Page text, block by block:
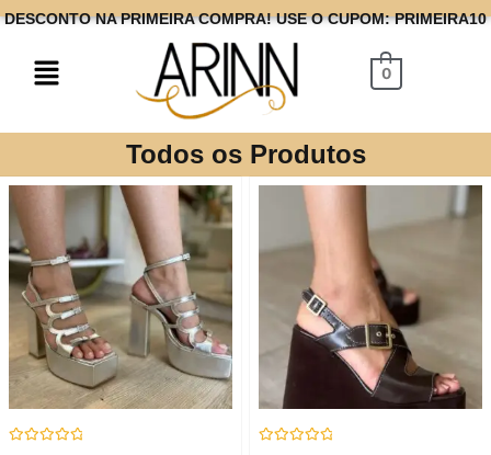
DESCONTO NA PRIMEIRA COMPRA! USE O CUPOM: PRIMEIRA10
0
Todos os Produtos